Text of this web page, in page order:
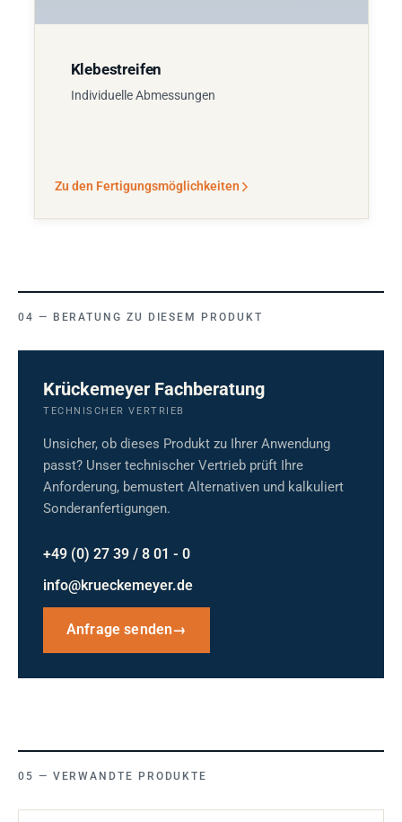
Klebestreifen
Individuelle Abmessungen
Zu den Fertigungsmöglichkeiten
BERATUNG ZU DIESEM PRODUKT
Krückemeyer Fachberatung
TECHNISCHER VERTRIEB
Unsicher, ob dieses Produkt zu Ihrer Anwendung
passt? Unser technischer Vertrieb prüft Ihre
Anforderung, bemustert Alternativen und kalkuliert
Sonderanfertigungen.
+49 (0) 27 39 / 8 01 - 0
info@krueckemeyer.de
Anfrage senden→
VERWANDTE PRODUKTE